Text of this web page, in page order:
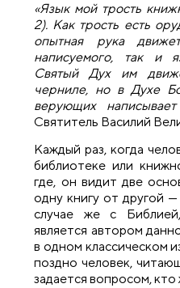
«Язык мой трость
2). Как трость есть
опытная рука
написуемого, так и
Святый Дух им
черниле, но в Духе
верующих
Святитель Василий
Каждый раз, когда
библиотеке или
где, он видит две
одну книгу от другой
случае же с
является автором
в одном классическом
поздно человек,
задается вопросом, кто